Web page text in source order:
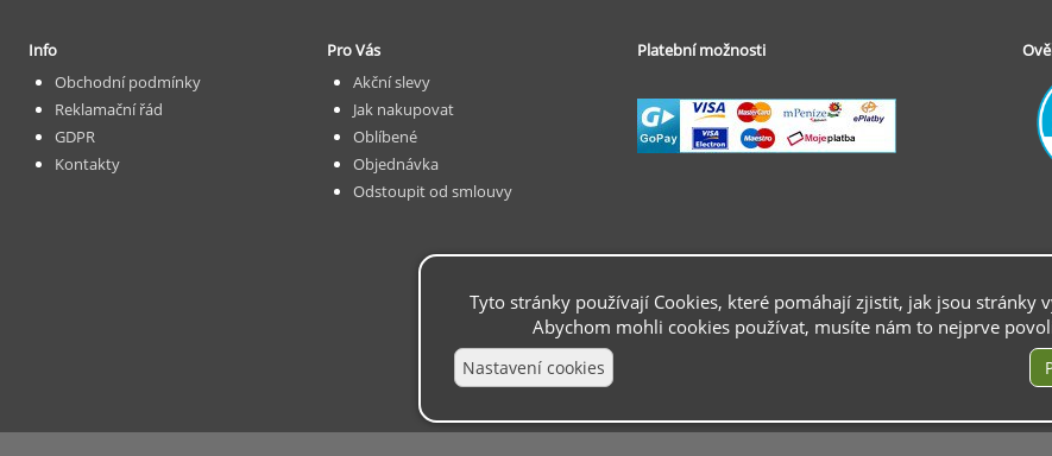
Info
Obchodní podmínky
Reklamační řád
GDPR
Kontakty
Pro Vás
Akční slevy
Jak nakupovat
Oblíbené
Objednávka
Odstoupit od smlouvy
Platební možnosti
241 Non-Stop
Tyto stránky používají Cookies, které pomáhají zjistit, jak jsou stránky
Abychom mohli cookies používat, musíte nám to nejprve